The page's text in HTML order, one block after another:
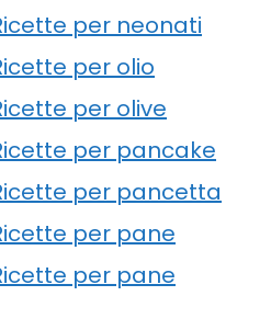
per neonati
per olio
per olive
per pancake
per pancetta
per pane
per pane